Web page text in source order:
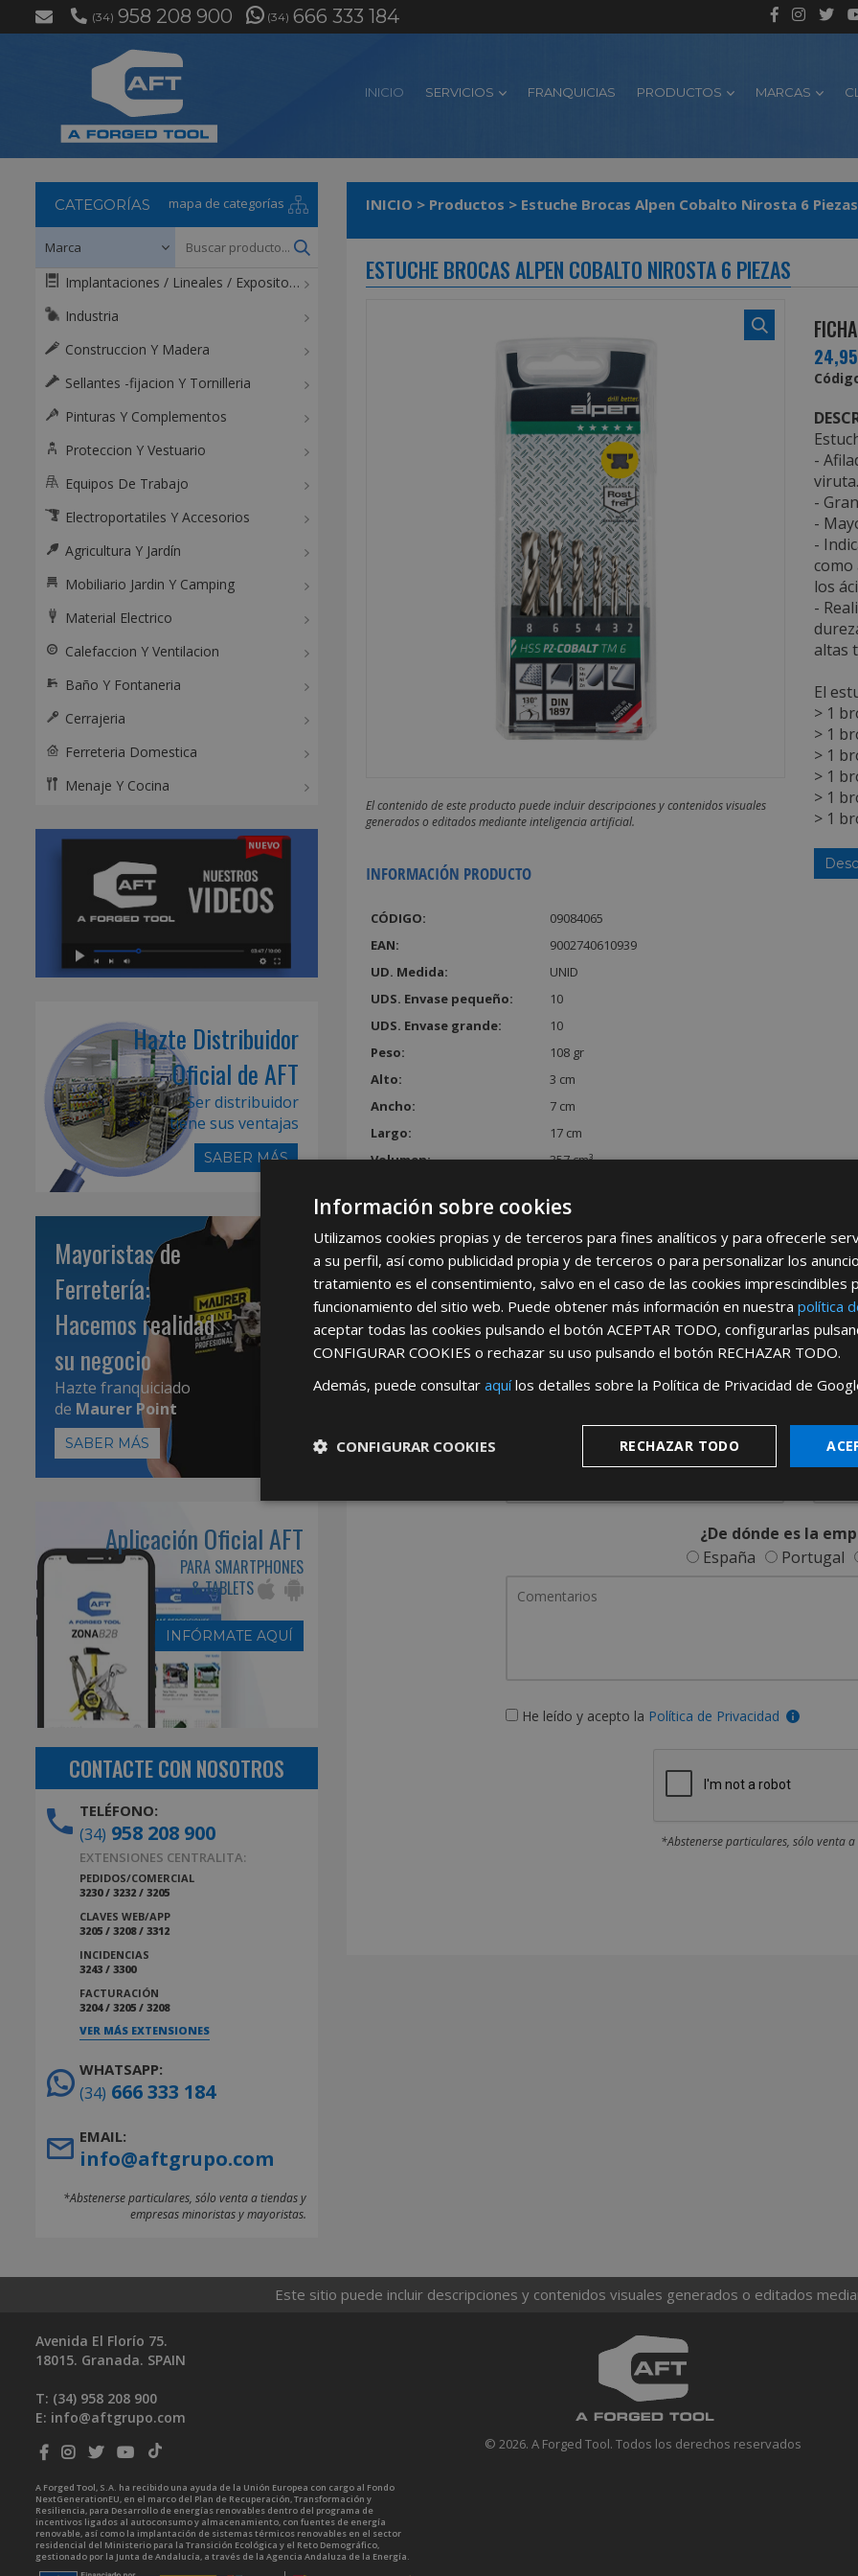
(34) 958 208 900 (34) 666 333 184
INICIO SERVICIOS FRANQUICIAS PRODUCTOS MARCAS
INICIO > Productos > Estuche Brocas Alpen Cobalto Nirosta 6 Piezas
ESTUCHE BROCAS ALPEN COBALTO NIROSTA 6 PIEZAS
El contenido de este producto puede incluir descripciones y contenidos visuales
generados o editados mediante inteligencia artificial.
INFORMACIÓN PRODUCTO
CÓDIGO:
09084065
EAN:
9002740610939
UD. Medida:
UNID
UDS. Envase pequeño:
10
UDS. Envase grande:
10
Peso:
108 gr
Alto:
3 cm
Ancho:
7 cm
Largo:
17 cm
Volumen:
357 cm³
-
viruta.
-
-
-
como
los
-
altas
El
> 1
> 1
> 1
> 1
> 1
> 1
REGÍSTRATE PARA HACERTE
Desdeaquípodrá ver todas las
Rellene este formulario y nos pondremos en
¿De dónde es la
España
Portugal
He leído y acepto la Política de Privacidad
*Abstenerse particulares, sólo venta
CATEGORÍAS mapa de categorías
Implantaciones / Lineales / Expositores / Mostradores
Industria
Construccion Y Madera
Sellantes -fijacion Y Tornilleria
Pinturas Y Complementos
Proteccion Y Vestuario
Equipos De Trabajo
Electroportatiles Y Accesorios
Agricultura Y Jardín
Mobiliario Jardin Y Camping
Material Electrico
Calefaccion Y Ventilacion
Baño Y Fontaneria
Cerrajeria
Ferreteria Domestica
Menaje Y Cocina
Hazte Distribuidor
Oficial de AFT
Ser distribuidor
tiene sus ventajas
SABER MÁS
Mayoristas de
Ferretería:
Hacemos realidad
su negocio
Hazte franquiciado
de Maurer Point
SABER MÁS
Aplicación Oficial AFT
PARA SMARTPHONES
& TABLETS
INFÓRMATE AQUÍ
CONTACTE CON NOSOTROS
TELÉFONO:
(34) 958 208 900
EXTENSIONES CENTRALITA:
PEDIDOS/COMERCIAL
3230 / 3232 / 3205
CLAVES WEB/APP
3205 / 3208 / 3312
INCIDENCIAS
3243 / 3300
FACTURACIÓN
3204 / 3205 / 3208
VER MÁS EXTENSIONES
WHATSAPP:
(34) 666 333 184
EMAIL:
info@aftgrupo.com
*Abstenerse particulares, sólo venta a tiendas y
empresas minoristas y mayoristas.
Este sitio puede incluir descripciones y contenidos visuales generados o editados
© 2026. A Forged Tool. Todos los derechos reservados
Avenida El Florío 75.
18015. Granada. SPAIN
T: (34) 958 208 900
E: info@aftgrupo.com
A Forged Tool, S.A. ha recibido una ayuda de la Unión Europea con cargo al Fondo
NextGenerationEU, en el marco del Plan de Recuperación, Transformación y
Resiliencia, para Desarrollo de energías renovables dentro del programa de
incentivos ligados al autoconsumo y almacenamiento, con fuentes de energía
renovable, así como la implantación de sistemas térmicos renovables en el sector
residencial del Ministerio para la Transición Ecológica y el Reto Demográfico,
gestionado por la Junta de Andalucía, a través de la Agencia Andaluza de la Energía.
Información sobre cookies
Utilizamos cookies propias y de terceros para fines analíticos y para ofrecerle
a su perfil, así como publicidad propia y de terceros o para personalizar los
tratamiento es el consentimiento, salvo en el caso de las cookies imprescindibles
funcionamiento del sitio web. Puede obtener más información en nuestra política
aceptar todas las cookies pulsando el botón ACEPTAR TODO, configurarlas
CONFIGURAR COOKIES o rechazar su uso pulsando el botón RECHAZAR TODO.
Además, puede consultar aquílos detalles sobre la Política de Privacidad de
RECHAZAR TODO
CONFIGURAR COOKIES